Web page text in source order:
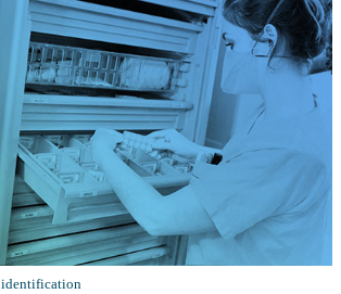
identification